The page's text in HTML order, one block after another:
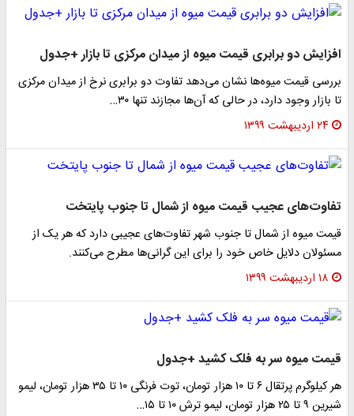
افزایش دو برابری قیمت میوه از میدان مرکزی تا بازار +جدول
بررسی قیمت میوه‌ها نشان می‌دهد تفاوت دو برابری نرخ از میدان مرکزی
تا بازار وجود دارد، در حالی که آن‌ها مجازند تنها ۳۰…
۲۴ اردیبهشت ۱۳۹۹
تفاوت‌های عجیب قیمت میوه از شمال تا جنوب پایتخت
قیمت میوه از شمال تا جنوب شهر تفاوت‌های عجیبی دارد که هر یک از
مسئولان دلایل خاص خود را برای این گرانی‌ها مطرح می‌کنند.
۱۸ اردیبهشت ۱۳۹۹
قیمت میوه سر به فلک کشید +جدول
هر کیلوگرم پرتقال ۶ تا ۱۰ هزار تومان، توت فرنگی ۱۰ تا ۳۵ هزار تومان، لیمو
شیرین ۹ تا ۲۵ هزار تومان، لیمو ترش ۱۰ تا ۱۵…